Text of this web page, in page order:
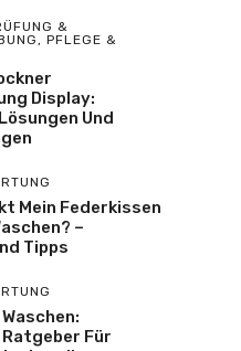
&
, PFLEGE &
Display:
Und
Mein Federkissen
–
Tipps
Für